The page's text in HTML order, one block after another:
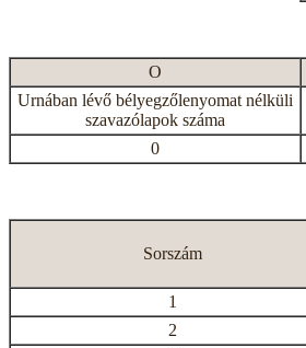
O
Urnában lévő bélyegzőlenyomat nélküli
szavazólapok száma
0
Sorszám
1
2